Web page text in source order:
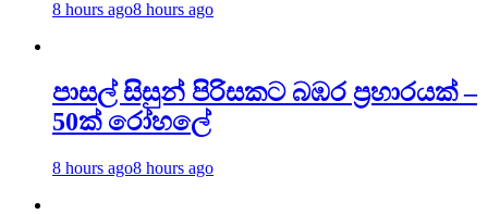
8 hours ago8 hours ago
පාසල් සිසුන් පිරිසකට බඹර ප්‍රහාරයක් –
50ක් රෝහලේ
8 hours ago8 hours ago